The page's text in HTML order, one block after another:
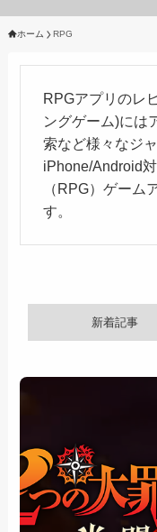
ホーム RPG
RPGアプリのレ
ングゲーム)には
索など様々なジ
iPhone/Android
（RPG）ゲーム
す。
新着記事